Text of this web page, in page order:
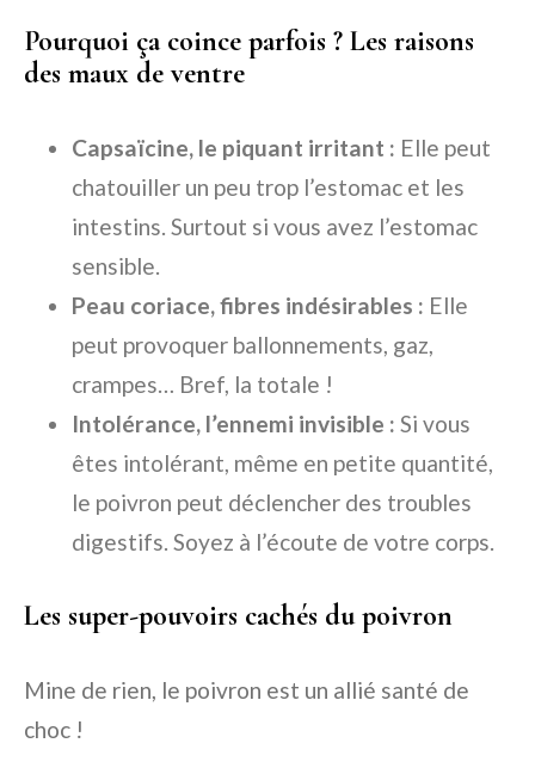
Pourquoi ça coince parfois ? Les raisons
des maux de ventre
Capsaïcine, le piquant irritant : Elle peut
chatouiller un peu trop l’estomac et les
intestins. Surtout si vous avez l’estomac
sensible.
Peau coriace, fibres indésirables : Elle
peut provoquer ballonnements, gaz,
crampes… Bref, la totale !
Intolérance, l’ennemi invisible : Si vous
êtes intolérant, même en petite quantité,
le poivron peut déclencher des troubles
digestifs. Soyez à l’écoute de votre corps.
Les super-pouvoirs cachés du poivron
Mine de rien, le poivron est un allié santé de
choc !